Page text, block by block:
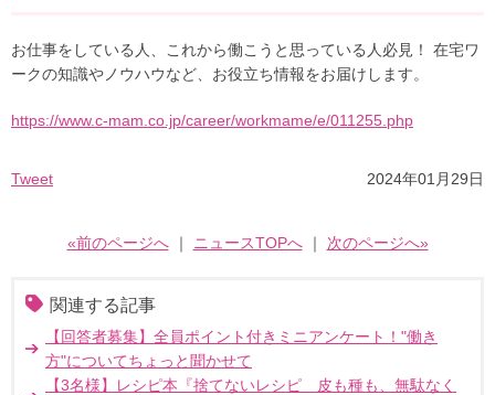
お仕事をしている人、これから働こうと思っている人必見！ 在宅ワ
ークの知識やノウハウなど、お役立ち情報をお届けします。
https://www.c-mam.co.jp/career/workmame/e/011255.php
Tweet 2024年01月29日
«前のページへ｜ ニュースTOPへ｜ 次のページへ»
関連する記事
【回答者募集】全員ポイント付きミニアンケート！"働き
方"についてちょっと聞かせて
【3名様】レシピ本『捨てないレシピ 皮も種も、無駄なく